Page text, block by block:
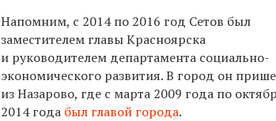
Напомним, с 2014 по 2016 год Сетов был
заместителем главы Красноярска
и руководителем департамента социально-
экономического развития. В город он
из Назарово, где с марта 2009 года по
2014 года был главой города.